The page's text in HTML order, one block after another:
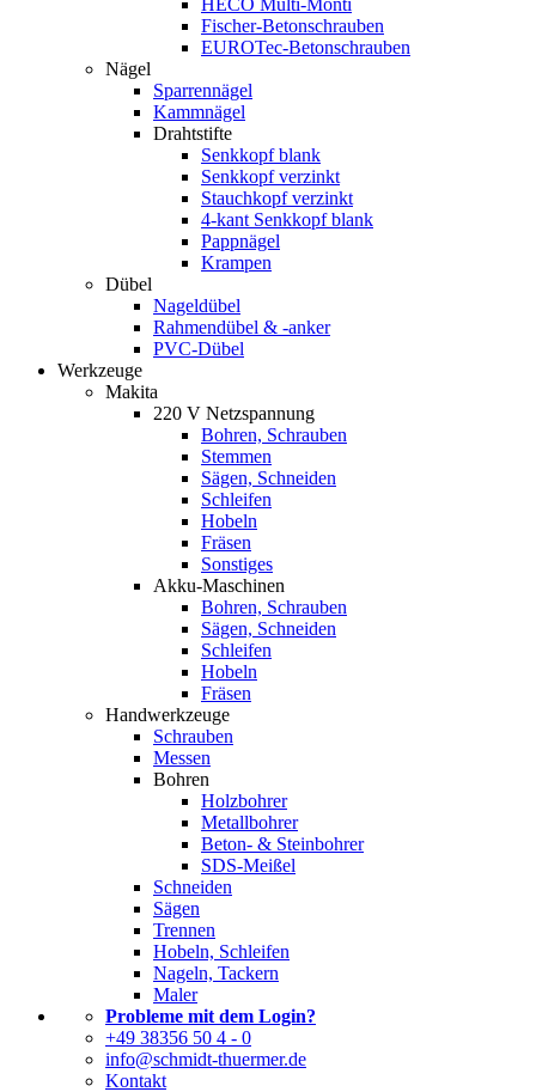
HECO Multi-Monti
Fischer-Betonschrauben
EUROTec-Betonschrauben
Nägel
Sparrennägel
Kammnägel
Drahtstifte
Senkkopf blank
Senkkopf verzinkt
Stauchkopf verzinkt
4-kant Senkkopf blank
Pappnägel
Krampen
Dübel
Nageldübel
Rahmendübel & -anker
PVC-Dübel
Werkzeuge
Makita
220 V Netzspannung
Bohren, Schrauben
Stemmen
Sägen, Schneiden
Schleifen
Hobeln
Fräsen
Sonstiges
Akku-Maschinen
Bohren, Schrauben
Sägen, Schneiden
Schleifen
Hobeln
Fräsen
Handwerkzeuge
Schrauben
Messen
Bohren
Holzbohrer
Metallbohrer
Beton- & Steinbohrer
SDS-Meißel
Schneiden
Sägen
Trennen
Hobeln, Schleifen
Nageln, Tackern
Maler
Probleme mit dem Login?
+49 38356 50 4 - 0
info@schmidt-thuermer.de
Kontakt